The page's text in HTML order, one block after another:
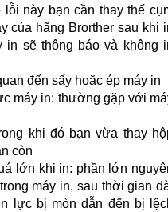
này bạn cần thay thế
của hãng Brorther sau khi
in sẽ thông báo và không
đến sấy hoặc ép máy in
máy in: thường gặp với
khi đó bạn vừa thay
còn
lớn khi in: phần lớn
máy in, sau thời gian
lực bị mòn dẫn đến bị